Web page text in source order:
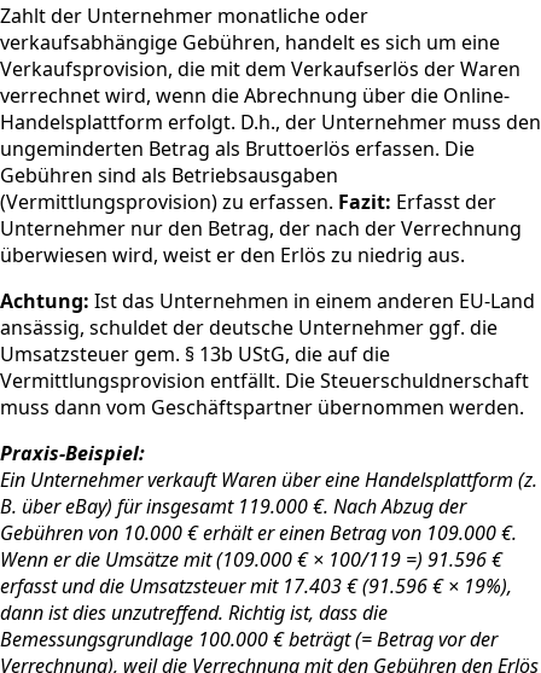
Zahlt der Unternehmer monatliche oder
verkaufsabhängige Gebühren, handelt es sich um eine
Verkaufsprovision, die mit dem Verkaufserlös der Waren
verrechnet wird, wenn die Abrechnung über die Online-
Handelsplattform erfolgt. D.h., der Unternehmer muss den
ungeminderten Betrag als Bruttoerlös erfassen. Die
Gebühren sind als Betriebsausgaben
(Vermittlungsprovision) zu erfassen. Fazit: Erfasst der
Unternehmer nur den Betrag, der nach der Verrechnung
überwiesen wird, weist er den Erlös zu niedrig aus.
Achtung: Ist das Unternehmen in einem anderen EU-Land
ansässig, schuldet der deutsche Unternehmer ggf. die
Umsatzsteuer gem. § 13b UStG, die auf die
Vermittlungsprovision entfällt. Die Steuerschuldnerschaft
muss dann vom Geschäftspartner übernommen werden.
Praxis-Beispiel:
Ein Unternehmer verkauft Waren über eine Handelsplattform (z.
B. über eBay) für insgesamt 119.000 €. Nach Abzug der
Gebühren von 10.000 € erhält er einen Betrag von 109.000 €.
Wenn er die Umsätze mit (109.000 € × 100/119 =) 91.596 €
erfasst und die Umsatzsteuer mit 17.403 € (91.596 € × 19%),
dann ist dies unzutreffend. Richtig ist, dass die
Bemessungsgrundlage 100.000 € beträgt (= Betrag vor der
Verrechnung), weil die Verrechnung mit den Gebühren den Erlös